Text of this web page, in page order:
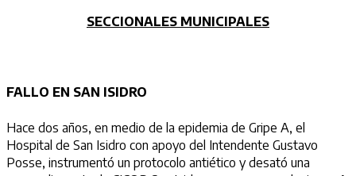
SECCIONALES MUNICIPALES
FALLO EN SAN ISIDRO
Hace dos años, en medio de la epidemia de Gripe A, el
Hospital de San Isidro con apoyo del Intendente Gustavo
Posse, instrumentó un protocolo antiético y desató una